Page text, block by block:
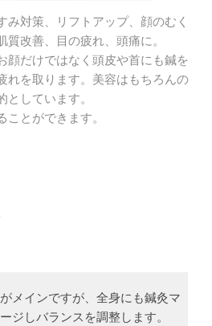
み対策、リフトアップ、顔のむく
改善、目の疲れ、頭痛に。
だけではなく頭皮や首にも鍼を
れを取ります。美容はもちろんの
しています。
とができます。
メインですが、全身にも鍼灸マ
ジしバランスを調整します。